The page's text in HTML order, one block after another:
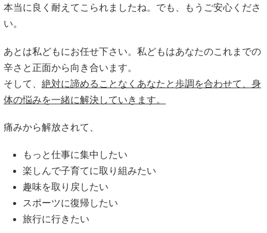
本来であれば、体の不調を抱えずに、整体院や整骨院と縁の
しかし、今、体の不調を抱えているのであれば、当院に頼っ
てみては如何でしょうか？
まずはお気軽にご相談下さい。